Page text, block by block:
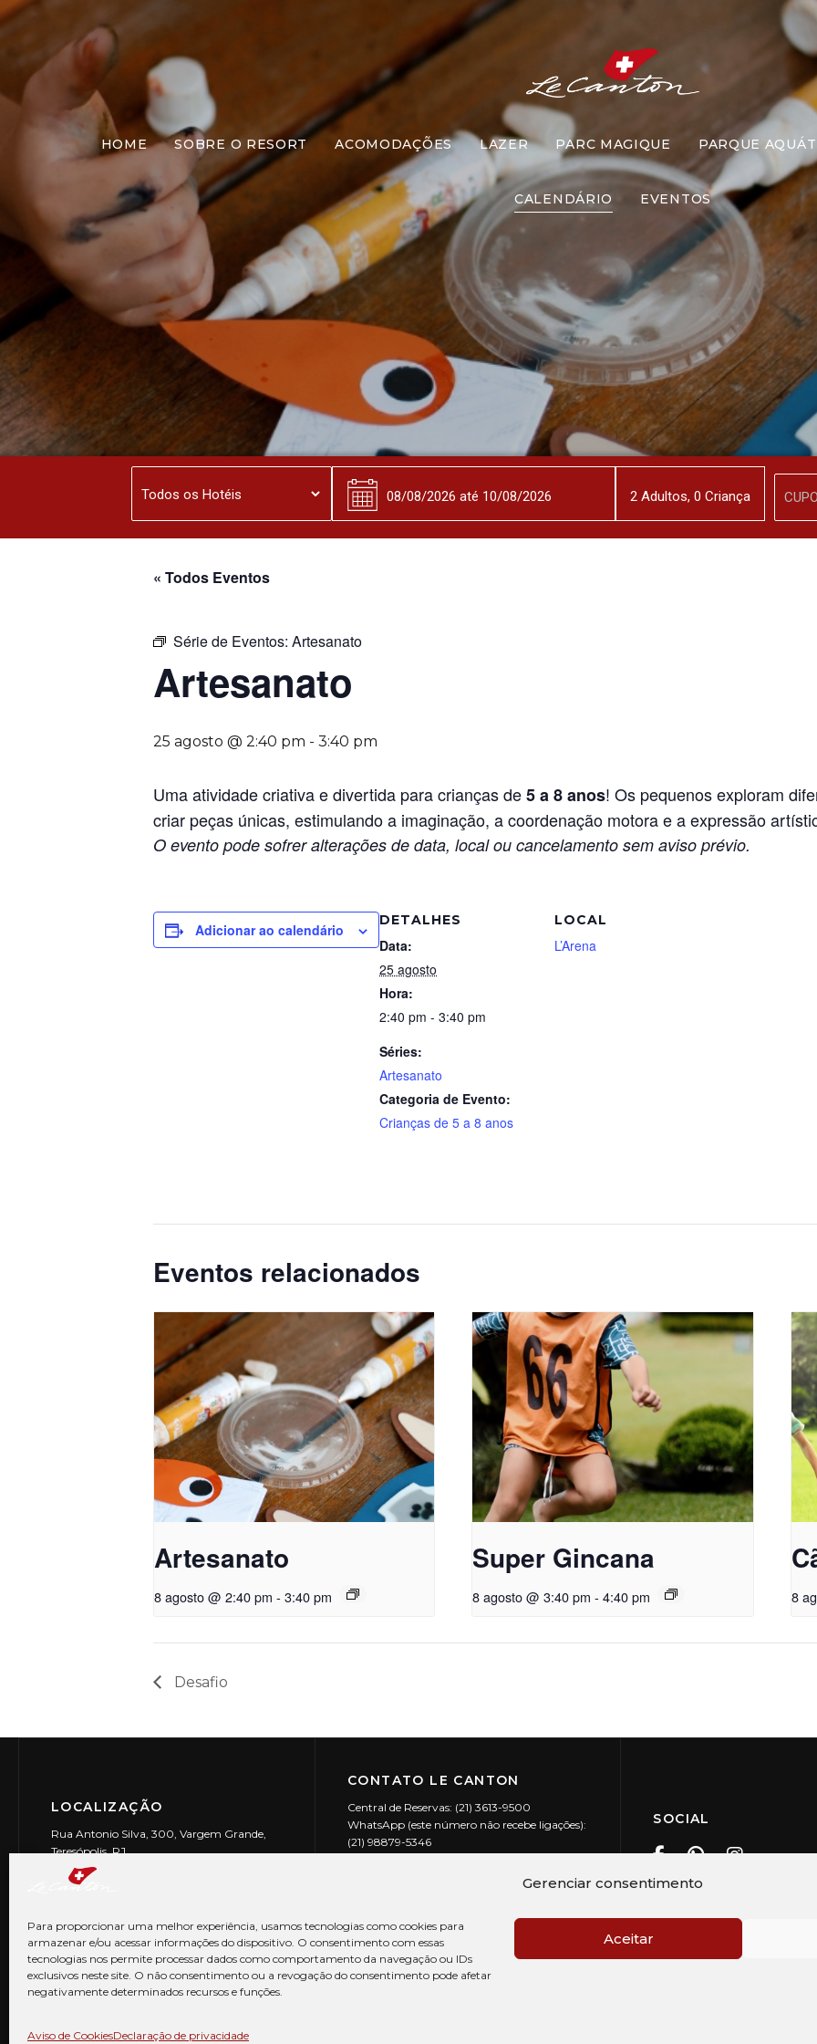
Gerenciar consentimento
Para proporcionar uma melhor experiência, usamos tecnologias como cookies para
armazenar e/ou acessar informações do dispositivo. O consentimento com essas
tecnologias nos permite processar dados como comportamento da navegação ou IDs
exclusivos neste site. O não consentimento ou a revogação do consentimento pode afetar
negativamente determinados recursos e funções.
Aceitar
Aviso de CookiesDeclaração de privacidade
HOME SOBRE O RESORT ACOMODAÇÕES LAZER PARC MAGIQUE PARQUE
CALENDÁRIO EVENTOS
Artesanato
« Todos Eventos
Série de Eventos: Artesanato
Artesanato
25 agosto @ 2:40 pm - 3:40 pm
Uma atividade criativa e divertida para crianças de5 a 8 anos! Os pequenos exploram
criar peças únicas, estimulando a imaginação, a coordenação motora e a expressão
O evento pode sofrer alterações de data, local ou cancelamento sem aviso prévio.
Adicionar ao calendário
DETALHES
Data:
25 agosto
Hora:
2:40 pm - 3:40 pm
Séries:
Artesanato
Categoria de Evento:
Crianças de 5 a 8 anos
LOCAL
L’Arena
Eventos relacionados
Artesanato
8 agosto @ 2:40 pm - 3:40 pm
Super Gincana
8 agosto @ 3:40 pm - 4:40 pm 8
Desafio
LOCALIZAÇÃO
Rua Antonio Silva, 300, Vargem Grande,
Teresópolis, RJ
CEP: 25990-150
CONTATO LE CANTON
Central de Reservas: (21) 3613-9500
WhatsApp (este número não recebe ligações):
(21) 98879-5346
SOCIAL
© Copyright 2026 Le Canton. Todos os direitos reservados
2Adultos, 0 Criança